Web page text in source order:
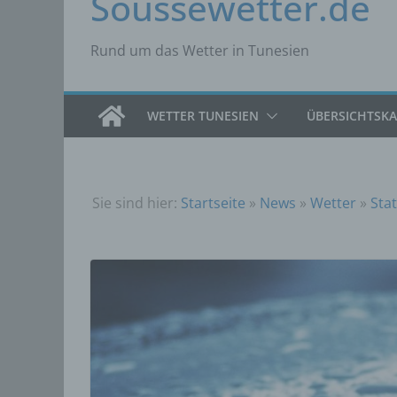
Rund um das Wetter in Tunesien
WETTER TUNESIEN
Sie sind hier: Startseite » News » Wetter »